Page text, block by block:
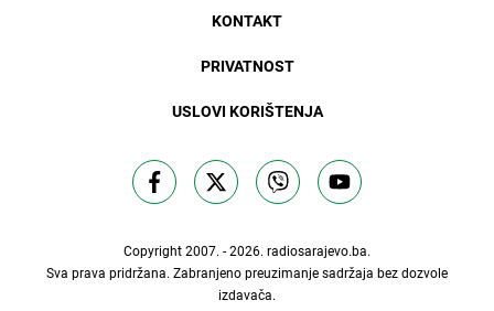
KONTAKT
PRIVATNOST
USLOVI KORIŠTENJA
Copyright 2007. - 2026. radiosarajevo.ba.
Sva prava pridržana. Zabranjeno preuzimanje sadržaja bez dozvole
izdavača.